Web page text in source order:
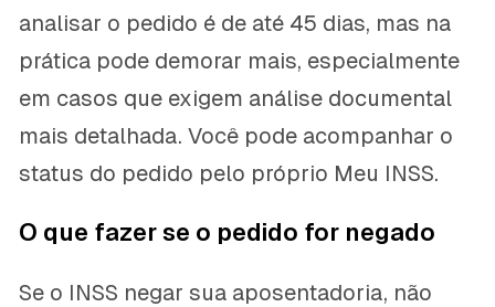
analisar o pedido é de até 45 dias, mas na
prática pode demorar mais, especialmente
em casos que exigem análise documental
mais detalhada. Você pode acompanhar o
status do pedido pelo próprio Meu INSS.
O que fazer se o pedido for negado
Se o INSS negar sua aposentadoria, não